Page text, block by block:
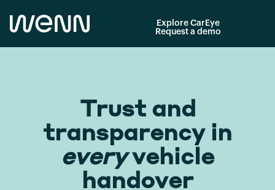
Explore CarEye
Request a demo
Trust and
transparency in
everyvehicle
handover